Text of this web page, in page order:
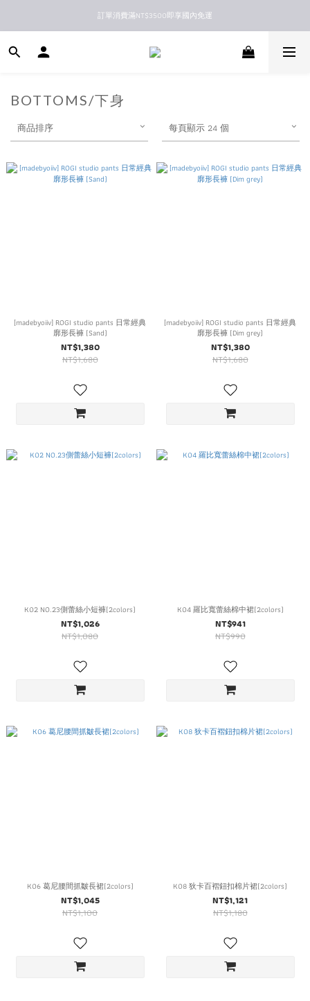
新馬港澳順豐到付配送
訂單消費滿NT$3500即享國內免運
新馬港澳順豐到付配送
BOTTOMS/下身
商品排序 每頁顯示 24 個
[madebyoiiv] ROGI studio pants 日常經典
廓形長褲 (Sand)
NT$1,380
NT$1,680
[madebyoiiv] ROGI studio pants 日常經典
廓形長褲 (Dim grey)
NT$1,380
NT$1,680
K02 NO.23側蕾絲小短褲(2colors)
NT$1,026
NT$1,080
K04 羅比寬蕾絲棉中裙(2colors)
NT$941
NT$990
K06 葛尼腰間抓皺長裙(2colors)
NT$1,045
NT$1,100
K08 狄卡百褶鈕扣棉片裙(2colors)
NT$1,121
NT$1,180